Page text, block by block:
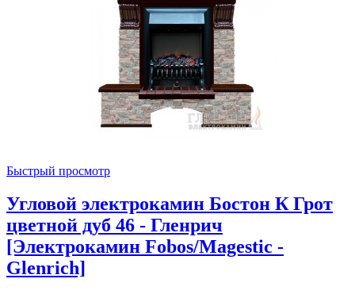
Быстрый просмотр
Угловой электрокамин Бостон К Грот
цветной дуб 46 - Гленрич
[Электрокамин Fobos/Magestic -
Glenrich]